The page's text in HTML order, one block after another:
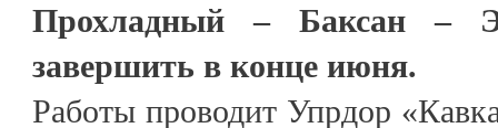
Прохладный – Баксан –
завершить в конце июня.
Работы проводит Упрдор